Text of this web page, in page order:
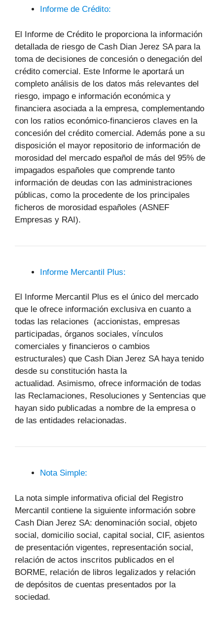
Informe de Crédito:
El Informe de Crédito le proporciona la información
detallada de riesgo de Cash Dian Jerez SA para la
toma de decisiones de concesión o denegación del
crédito comercial. Este Informe le aportará un
completo análisis de los datos más relevantes del
riesgo, impago e información económica y
financiera asociada a la empresa, complementando
con los ratios económico-financieros claves en la
concesión del crédito comercial. Además pone a su
disposición el mayor repositorio de información de
morosidad del mercado español de más del 95% de
impagados españoles que comprende tanto
información de deudas con las administraciones
públicas, como la procedente de los principales
ficheros de morosidad españoles (ASNEF
Empresas y RAI).
Informe Mercantil Plus:
El Informe Mercantil Plus es el único del mercado
que le ofrece información exclusiva en cuanto a
todas las relaciones (accionistas, empresas
participadas, órganos sociales, vínculos
comerciales y financieros o cambios
estructurales) que Cash Dian Jerez SA haya tenido
desde su constitución hasta la
actualidad. Asimismo, ofrece información de todas
las Reclamaciones, Resoluciones y Sentencias que
hayan sido publicadas a nombre de la empresa o
de las entidades relacionadas.
Nota Simple:
La nota simple informativa oficial del Registro
Mercantil contiene la siguiente información sobre
Cash Dian Jerez SA: denominación social, objeto
social, domicilio social, capital social, CIF, asientos
de presentación vigentes, representación social,
relación de actos inscritos publicados en el
BORME, relación de libros legalizados y relación
de depósitos de cuentas presentados por la
sociedad.